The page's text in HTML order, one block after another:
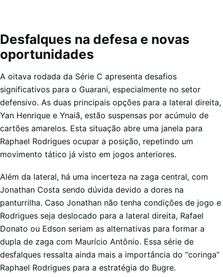
Desfalques na defesa e novas
oportunidades
A oitava rodada da Série C apresenta desafios
significativos para o Guarani, especialmente no setor
defensivo. As duas principais opções para a lateral direita,
Yan Henrique e Ynaiã, estão suspensas por acúmulo de
cartões amarelos. Esta situação abre uma janela para
Raphael Rodrigues ocupar a posição, repetindo um
movimento tático já visto em jogos anteriores.
Além da lateral, há uma incerteza na zaga central, com
Jonathan Costa sendo dúvida devido a dores na
panturrilha. Caso Jonathan não tenha condições de jogo e
Rodrigues seja deslocado para a lateral direita, Rafael
Donato ou Edson seriam as alternativas para formar a
dupla de zaga com Maurício Antônio. Essa série de
desfalques ressalta ainda mais a importância do “coringa”
Raphael Rodrigues para a estratégia do Bugre.